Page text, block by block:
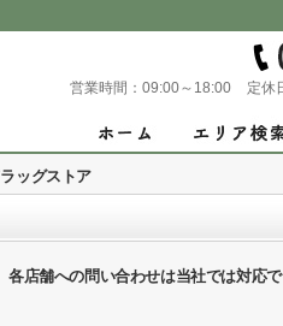
営業時間： 09:00～18:00 定休
ッグストア
店舗への問い合わせは当社では対応で